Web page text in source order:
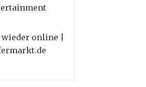
online |